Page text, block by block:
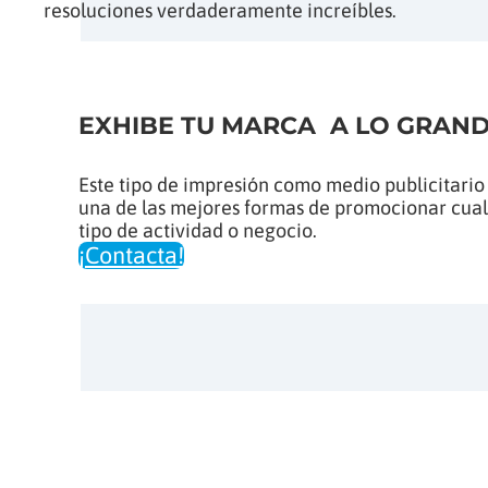
resoluciones verdaderamente increíbles.
EXHIBE TU MARCA A LO
Este tipo de impresión como medio publicitario
una de las mejores formas de promocionar
tipo de actividad o negocio.
¡Contacta!